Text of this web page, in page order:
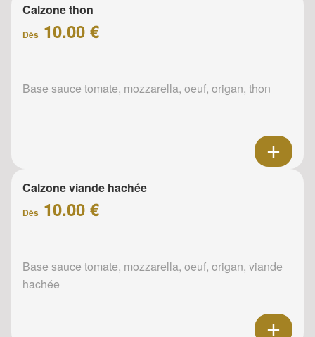
Calzone thon
Dès 10.00 €
Base sauce tomate, mozzarella, oeuf, origan, thon
Calzone viande hachée
Dès 10.00 €
Base sauce tomate, mozzarella, oeuf, origan, viande
hachée